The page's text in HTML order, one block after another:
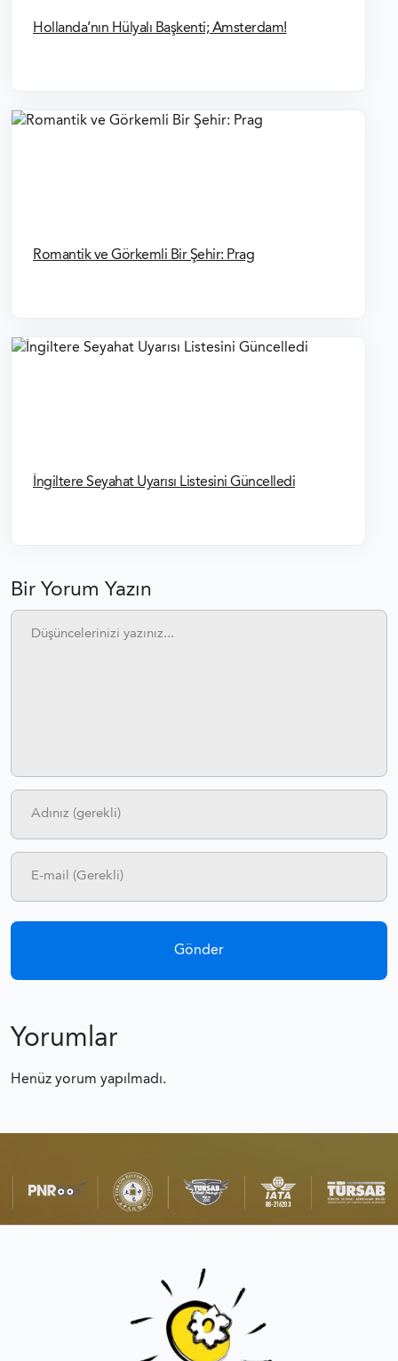
Hollanda’nın Hülyalı Başkenti; Amsterdam!
Romantik ve Görkemli Bir Şehir: Prag
İngiltere Seyahat Uyarısı Listesini Güncelledi
Bir Yorum Yazın
Yorumlar
Henüz yorum yapılmadı.